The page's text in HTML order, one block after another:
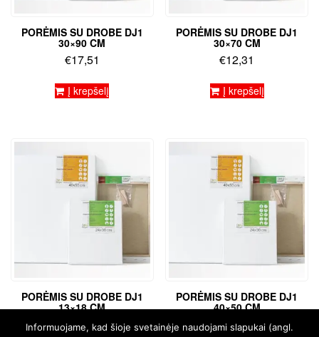
PORĖMIS SU DROBE DJ1
30×90 CM
€17,51
Į krepšelį
PORĖMIS SU DROBE DJ1
30×70 CM
€12,31
Į krepšelį
PORĖMIS SU DROBE DJ1
13×18 CM
€4,36
PORĖMIS SU DROBE DJ1
40×50 CM
€11,16
Informuojame, kad šioje svetainėje naudojami slapukai (angl.